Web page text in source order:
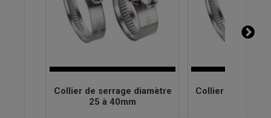
Collier de serrage diamètre
25 à 40mm
Collier de